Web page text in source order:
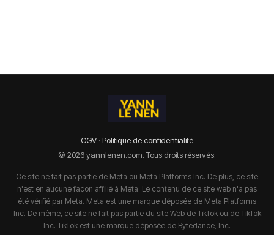
CGV · Politique de confidentialité
© 2026 yannlenen.com. Tous droits réservés.
Ce site ne fait pas partie de Meta ou Meta Platforms Inc. De plus, ce site
n'est en aucune façon affilié à Meta. Le contenu de ce site web n'a pas
été vérifié par Meta. Meta est une marque déposée de Meta Platforms
Inc. De même, ce site ne fait pas partie du site Web de TikTok ou de TikTok
Inc. TikTok est une marque déposée de Bytedance, Inc.